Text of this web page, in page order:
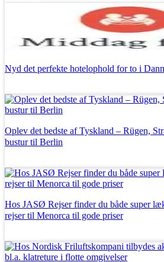
Nyd det perfekte hotelophold for to i
Oplev det bedste af Tyskland – Rügen,
bustur til Berlin
Hos JASØ Rejser finder du både super
rejser til Menorca til gode priser